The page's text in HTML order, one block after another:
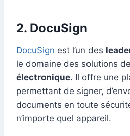
2. DocuSign
DocuSign est l’un des
le domaine des solutions de
électronique. Il offre une
permettant de signer,
documents en toute
n’importe quel appareil.